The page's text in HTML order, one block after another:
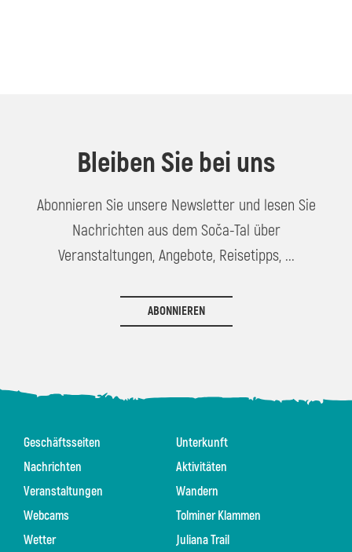
Bleiben Sie bei uns
Abonnieren Sie unsere Newsletter und lesen Sie
Nachrichten aus dem Soča-Tal über
Veranstaltungen, Angebote, Reisetipps, ...
ABONNIEREN
Geschäftsseiten
Nachrichten
Veranstaltungen
Webcams
Wetter
Unterkunft
Aktivitäten
Wandern
Tolminer Klammen
Juliana Trail